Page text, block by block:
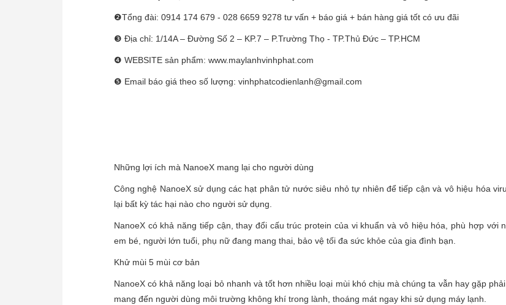
❷Tổng đài: 0914 174 679 - 028 6659 9278 tư vấn + báo giá + bán hàng giá tốt có ưu đãi
❸ Địa chỉ: 1/14A – Đường Số 2 – KP.7 – P.Trường Thọ - TP.Thủ Đức – TP.HCM
❹ WEBSITE sản phẩm: www.maylanhvinhphat.com
❺ Email báo giá theo số lượng: vinhphatcodienlanh@gmail.com
Những lợi ích mà NanoeX mang lại cho người dùng
Công nghệ NanoeX sử dụng các hạt phân tử nước siêu nhỏ tự nhiên để tiếp cận và vô hiệu hóa
lại bất kỳ tác hại nào cho người sử dụng.
NanoeX có khả năng tiếp cận, thay đổi cấu trúc protein của vi khuẩn và vô hiệu hóa, phù hợp với
em bé, người lớn tuổi, phụ nữ đang mang thai, bảo vệ tối đa sức khỏe của gia đình bạn.
Khử mùi 5 mùi cơ bản
NanoeX có khả năng loại bỏ nhanh và tốt hơn nhiều loại mùi khó chịu mà chúng ta vẫn hay gặp phải
mang đến người dùng môi trường không khí trong lành, thoáng mát ngay khi sử dụng máy lạnh.